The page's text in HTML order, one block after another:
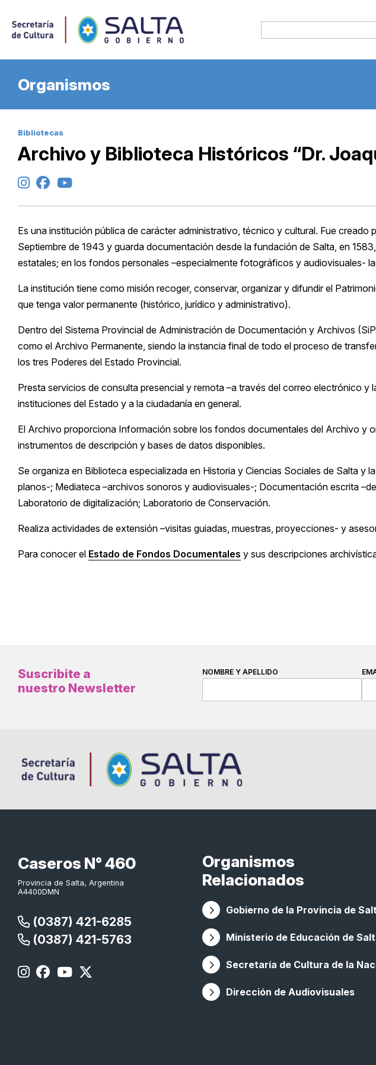
Organismos
Bibliotecas
Archivo y Biblioteca Históricos “Dr.
Es una institución pública de carácter administrativo, técnico y cultural. Fue
Septiembre de 1943 y guarda documentación desde la fundación de Salta, en
estatales; en los fondos personales –especialmente fotográficos y audiovisuales-
La institución tiene como misión recoger, conservar, organizar y difundir el
que tenga valor permanente (histórico, jurídico y administrativo).
Dentro del Sistema Provincial de Administración de Documentación y Archivos
como el Archivo Permanente, siendo la instancia final de todo el proceso de
los tres Poderes del Estado Provincial.
Presta servicios de consulta presencial y remota –a través del correo electrónico y
instituciones del Estado y a la ciudadanía en general.
El Archivo proporciona Información sobre los fondos documentales del Archivo y
instrumentos de descripción y bases de datos disponibles.
Se organiza en Biblioteca especializada en Historia y Ciencias Sociales de Salta y
planos-; Mediateca –archivos sonoros y audiovisuales-; Documentación escrita
Laboratorio de digitalización; Laboratorio de Conservación.
Realiza actividades de extensión –visitas guiadas, muestras, proyecciones- y
Para conocer el Estado de Fondos Documentales y sus descripciones
Suscribite a
nuestro Newsletter
NOMBRE Y APELLIDO
Caseros N° 460
Provincia de Salta, Argentina
A4400DMN
(0387) 421-6285
(0387) 421-5763
Organismos
Relacionados
Gobierno de la Provincia de
Ministerio de Educación de
Secretaría de Cultura de la
Dirección de Audiovisuales